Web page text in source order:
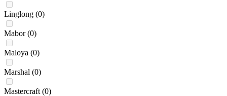
Linglong (0)
Mabor (0)
Maloya (0)
Marshal (0)
Mastercraft (0)